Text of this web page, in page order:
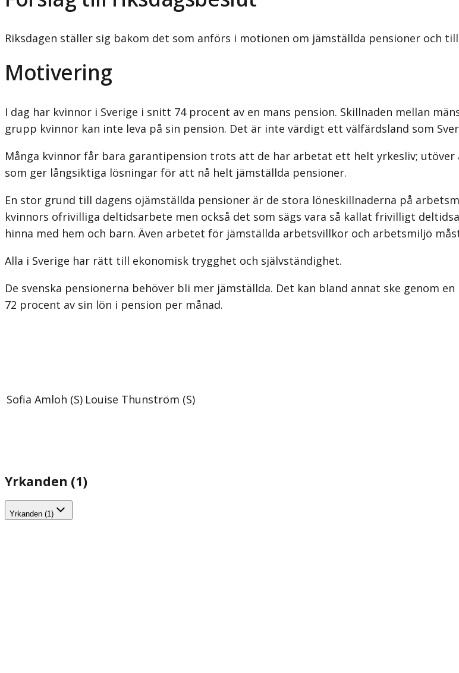
Riksdagen ställer sig bakom det som anförs i motionen om jämställda pensioner och
Motivering
I dag har kvinnor i Sverige i snitt 74 procent av en mans pension. Skillnaden mellan
grupp kvinnor kan inte leva på sin pension. Det är inte värdigt ett välfärdsland som
Många kvinnor får bara garantipension trots att de har arbetat ett helt yrkesliv;
som ger långsiktiga lösningar för att nå helt jämställda pensioner.
En stor grund till dagens ojämställda pensioner är de stora löneskillnaderna på
kvinnors ofrivilliga deltidsarbete men också det som sägs vara så kallat frivilligt
hinna med hem och barn. Även arbetet för jämställda arbetsvillkor och arbetsmiljö
Alla i Sverige har rätt till ekonomisk trygghet och självständighet.
De svenska pensionerna behöver bli mer jämställda. Det kan bland annat ske genom
72 procent av sin lön i pension per månad.
Sofia Amloh (S) Louise Thunström (S)
Yrkanden (1)
Yrkanden (1)